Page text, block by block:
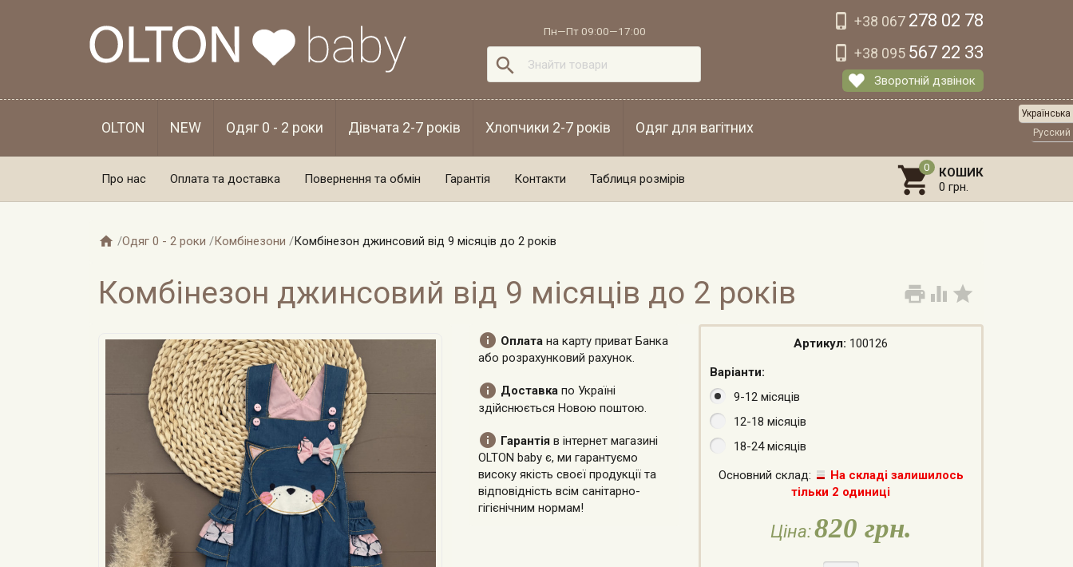
Пн—Пт 09:00—17:00

 +38 067 278 02 78
 +38 095 567 22 33
Зворотній дзвінок
OLTON NEW Одяг 0 - 2 роки Дівчата 2-7 років Хлопчики 2-7 років Одяг для вагітних
Про нас Оплата та доставка Повернення та обмін Гарантія Контакти Таблиця розмірів  КОШИК
0 грн.
 /Одяг 0 - 2 роки /Комбінезони /Комбінезон джинсовий від 9 місяців до 2 років
  
Комбінезон джинсовий від 9 місяців до 2 років
 Оплатана карту приват Банка
або розрахунковий рахунок.
 Доставкапо Україні
здійснюється Новою поштою.
 Гарантіяв інтернет магазині
OLTON baby є, ми гарантуємо
високу якість своєї продукції та
відповідність всім санітарно-
гігієнічним нормам!
Артикул: 100126
Варіанти:
9-12 місяців
12-18 місяців
18-24 місяців
Основний склад:
На складі залишилось
тільки 2 одиниці
Ціна:820 грн.
Українська
Русский